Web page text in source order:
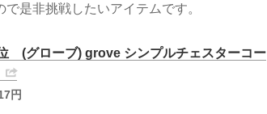
是非挑戦したいアイテムです。
(グローブ) grove シンプルチェスターコー
円